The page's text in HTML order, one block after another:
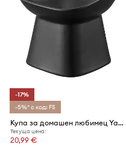
-17%
-5%* с код: FS
Купа за домашен любимец Yamazaki Tower 200 ml
Текуща цена:
20,99 €